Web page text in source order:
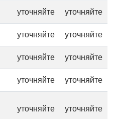
уточняйте уточняйте
уточняйте уточняйте
уточняйте уточняйте
уточняйте уточняйте
уточняйте уточняйте